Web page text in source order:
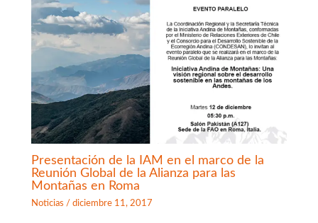
Presentación de la IAM en el marco de la
Reunión Global de la Alianza para las
Montañas en Roma
Noticias /diciembre 11, 2017